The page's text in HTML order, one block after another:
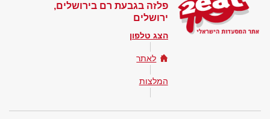
פלזה בגבעת רם בירושלים,
ירושלים
הצג טלפון
לאתר
המלצות